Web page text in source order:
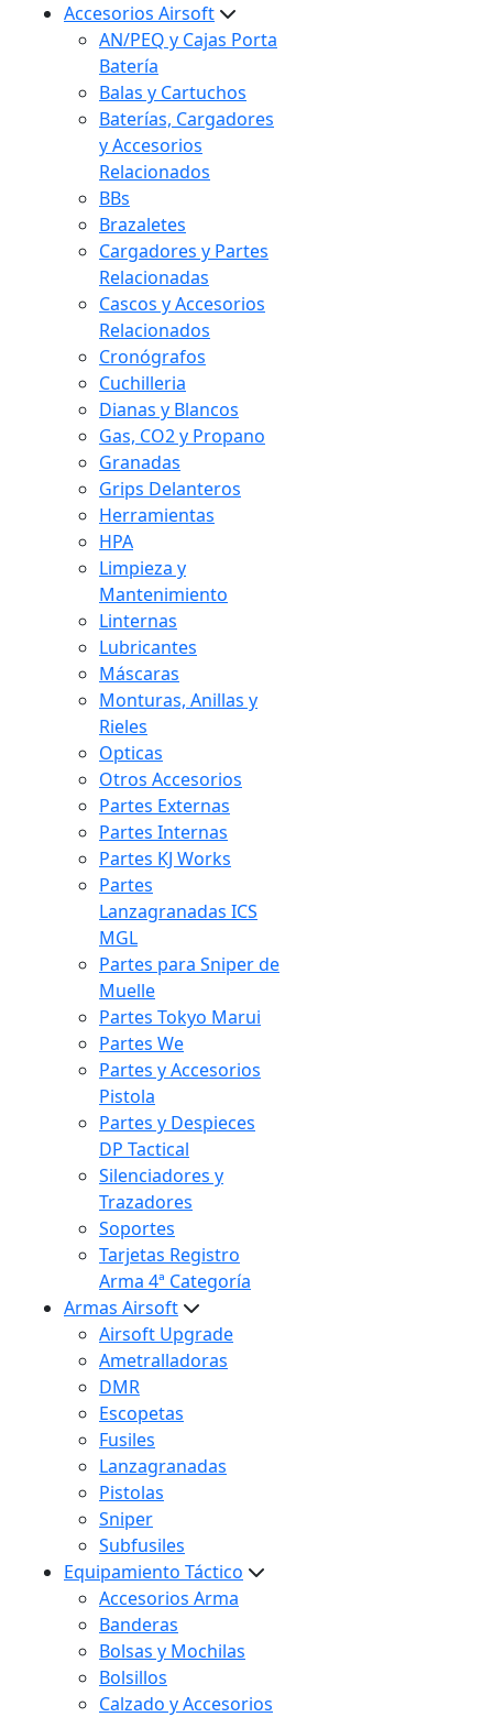
Accesorios Airsoft
AN/PEQ y Cajas Porta
Batería
Balas y Cartuchos
Baterías, Cargadores
y Accesorios
Relacionados
BBs
Brazaletes
Cargadores y Partes
Relacionadas
Cascos y Accesorios
Relacionados
Cronógrafos
Cuchilleria
Dianas y Blancos
Gas, CO2 y Propano
Granadas
Grips Delanteros
Herramientas
HPA
Limpieza y
Mantenimiento
Linternas
Lubricantes
Máscaras
Monturas, Anillas y
Rieles
Opticas
Otros Accesorios
Partes Externas
Partes Internas
Partes KJ Works
Partes
Lanzagranadas ICS
MGL
Partes para Sniper de
Muelle
Partes Tokyo Marui
Partes We
Partes y Accesorios
Pistola
Partes y Despieces
DP Tactical
Silenciadores y
Trazadores
Soportes
Tarjetas Registro
Arma 4ª Categoría
Armas Airsoft
Airsoft Upgrade
Ametralladoras
DMR
Escopetas
Fusiles
Lanzagranadas
Pistolas
Sniper
Subfusiles
Equipamiento Táctico
Accesorios Arma
Banderas
Bolsas y Mochilas
Bolsillos
Calzado y Accesorios